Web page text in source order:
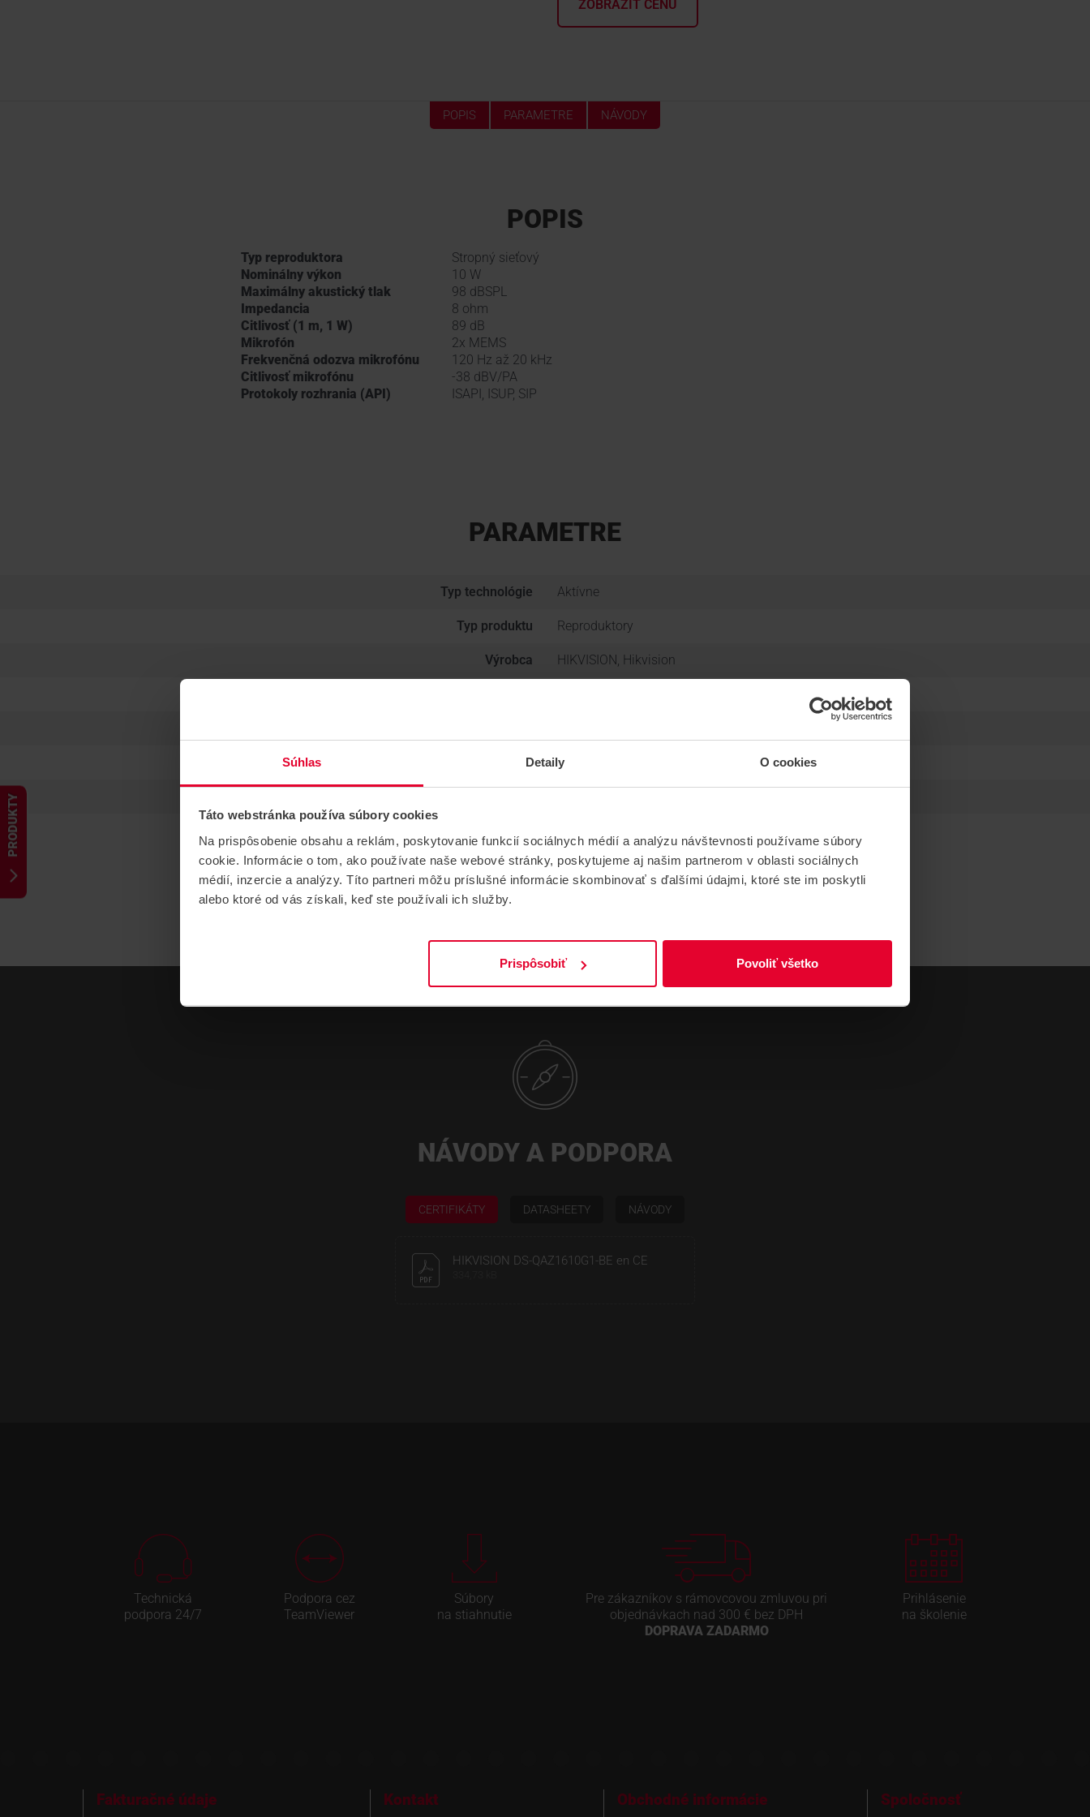
Súhlas Detaily O cookies
Táto webstránka používa súbory cookies
Na prispôsobenie obsahu a reklám, poskytovanie funkcií sociálnych médií a analýzu návštevnosti používame súbory
cookie. Informácie o tom, ako používate naše webové stránky, poskytujeme aj našim partnerom v oblasti sociálnych
médií, inzercie a analýzy. Títo partneri môžu príslušné informácie skombinovať s ďalšími údajmi, ktoré ste im poskytli
alebo ktoré od vás získali, keď ste používali ich služby.
Prispôsobiť Povoliť všetko
PRODUKTY
ZOBRAZIŤ CENU
POPIS PARAMETRE NÁVODY
POPIS
Typ reproduktora
Stropný sieťový
Nominálny výkon
10 W
Maximálny akustický tlak
98 dBSPL
Impedancia
8 ohm
Citlivosť (1 m, 1 W)
89 dB
Mikrofón
2x MEMS
Frekvenčná odozva mikrofónu
120 Hz až 20 kHz
Citlivosť mikrofónu
-38 dBV/PA
Protokoly rozhrania (API)
ISAPI, ISUP, SIP
PARAMETRE
Typ technológie Aktívne
Typ produktu Reproduktory
Výrobca HIKVISION, Hikvision
Výkon (W) 10
NÁVODY A PODPORA
CERTIFIKÁTY DATASHEETY NÁVODY
HIKVISION DS-QAZ1610G1-BE en CE
Technická
podpora 24/7
Podpora cez
TeamViewer
Súbory
na stiahnutie
Pre zákazníkov s rámovcovou zmluvou pri
objednávkach nad 300 € bez DPH
DOPRAVA ZADARMO
Prihlásenie
na školenie
Fakturačné údaje Kontakt Obchodné informácie Spoločnosť